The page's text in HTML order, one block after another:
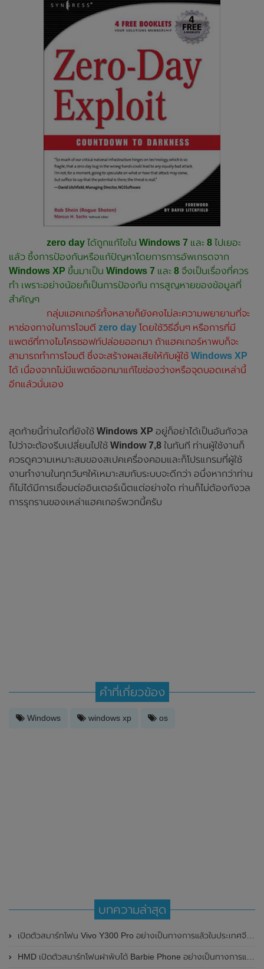
zero day ได้ถูกแก้ไขใน Windows 7 และ 8 ไปเยอะ
แล้ว ซึ้งการป้องกันหรือแก้ปัญหาโดยการการอัพเกรดจาก
Windows XP ขึ้นมาเป็น Windows 7 และ 8 จึงเป็นเรื่องที่ควร
ทำ เพราะอย่างน้อยก็เป็นการป้องกัน การสูญหายของข้อมูลที่
สำคัญๆ
กลุ่มแฮคเกอร์ทั้งหลายก็ยังคงไม่ละความพยายามที่จะ
หาช่องทางในการโจมตี zero day โดยใช้วิธีอื่นๆ หรือการที่มี
แพตช์ที่ทางไมโครซอฟท์ปล่อยออกมา ถ้าแฮคเกอร์หาพบก็จะ
สามารถทำการโจมตี ซึ่งจะสร้างผลเสียให้กับผู้ใช้ Windows XP
ได้ เนื่องจากไม่มีแพตช์ออกมาแก้ไขช่องว่างหรือจุดบอดเหล่านี้
อีกแล้วนั่นเอง
สุดท้ายนี้ท่านใดที่ยังใช้ Windows XP อยู่ก็อย่าได้เป็นอันกังวล
ไปว่าจะต้องรีบเปลี่ยนไปใช้ Window 7,8 ในทันที ท่านผู้ใช้งานก็
ควรดูความเหมาะสมของสเปคเครื่องคอมและก็โปรแกรมที่ผู้ใช้
งานทำงานในทุกวันๆให้เหมาะสมกับระบบจะดีกว่า อนึ่งหากว่าท่าน
ก็ไม่ได้มีการเชื่อมต่ออินเตอร์เน็ตแต่อย่างใด ท่านก็ไม่ต้องกังวล
การรุกรานของเหล่าแฮคเกอร์พวกนี้ครับ
คำที่เกี่ยวข้อง
Windows windows xp os
บทความล่าสุด
เปิดตัวสมาร์ทโฟน Vivo Y300 Pro อย่างเป็นทางการแล้วในประเทศจีน มาพร้อมดีไซน์พรีเมี่ยม ทนทาน และแบตเตอรี่สุดอึดขนาดใหญ่ 6,500mAh พร้อมรองรับการชาร์จไว 80W
HMD เปิดตัวสมาร์ทโฟนฝาพับได้ Barbie Phone อย่างเป็นทางการแล้ว มาพร้อมธีมสีชมพูสดใส